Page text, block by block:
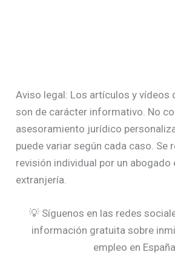
Aviso legal: Los artículos y vídeos
son de carácter informativo. No
asesoramiento jurídico
puede variar según cada caso. Se
revisión individual por un abogado
extranjería.
💡 Síguenos en las redes
información gratuita sobre
empleo en